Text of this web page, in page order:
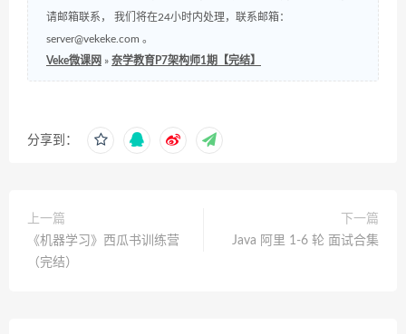
请邮箱联系， 我们将在24小时内处理，联系邮箱：
server@vekeke.com 。
Veke微课网 » 奈学教育P7架构师1期【完结】
分享到：
上一篇
《机器学习》西瓜书训练营
（完结）
下一篇
Java 阿里 1-6 轮 面试合集